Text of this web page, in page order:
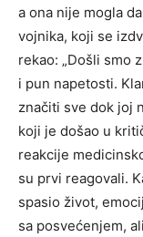
a ona nije mogla
vojnika, koji se
rekao: „Došli smo
i pun napetosti.
značiti sve dok joj
koji je došao u
reakcije
su prvi reagovali.
spasio život,
sa posvećenjem,